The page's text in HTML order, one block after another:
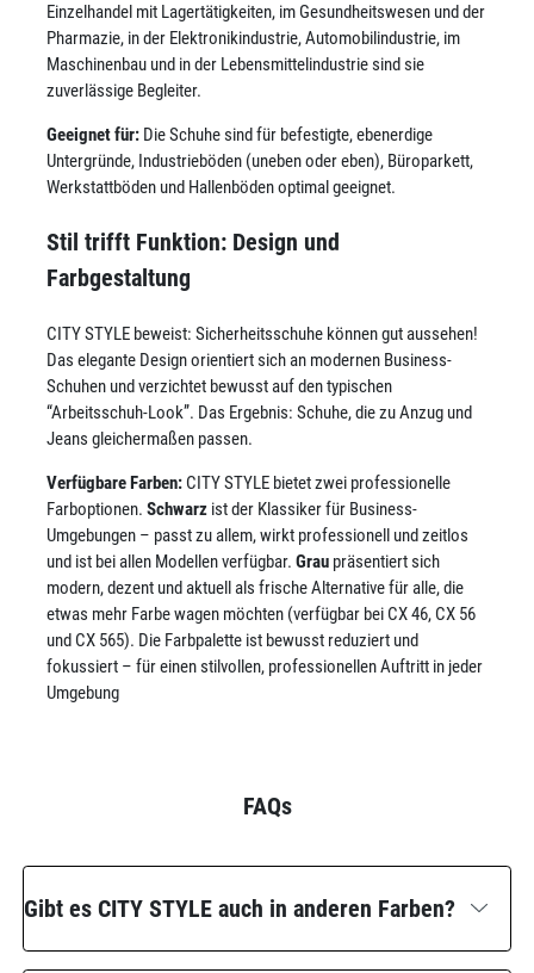
Einzelhandel mit Lagertätigkeiten, im Gesundheitswesen und der
Pharmazie, in der Elektronikindustrie, Automobilindustrie, im
Maschinenbau und in der Lebensmittelindustrie sind sie
zuverlässige Begleiter.
Geeignet für: Die Schuhe sind für befestigte, ebenerdige
Untergründe, Industrieböden (uneben oder eben), Büroparkett,
Werkstattböden und Hallenböden optimal geeignet.
Stil trifft Funktion: Design und
Farbgestaltung
CITY STYLE beweist: Sicherheitsschuhe können gut aussehen!
Das elegante Design orientiert sich an modernen Business-
Schuhen und verzichtet bewusst auf den typischen
“Arbeitsschuh-Look”. Das Ergebnis: Schuhe, die zu Anzug und
Jeans gleichermaßen passen.
Verfügbare Farben: CITY STYLE bietet zwei professionelle
Farboptionen.Schwarz ist der Klassiker für Business-
Umgebungen – passt zu allem, wirkt professionell und zeitlos
und ist bei allen Modellen verfügbar.Grau präsentiert sich
modern, dezent und aktuell als frische Alternative für alle, die
etwas mehr Farbe wagen möchten (verfügbar bei CX 46, CX 56
und CX 565). Die Farbpalette ist bewusst reduziert und
fokussiert – für einen stilvollen, professionellen Auftritt in jeder
Umgebung
FAQs
Gibt es CITY STYLE auch in anderen Farben?